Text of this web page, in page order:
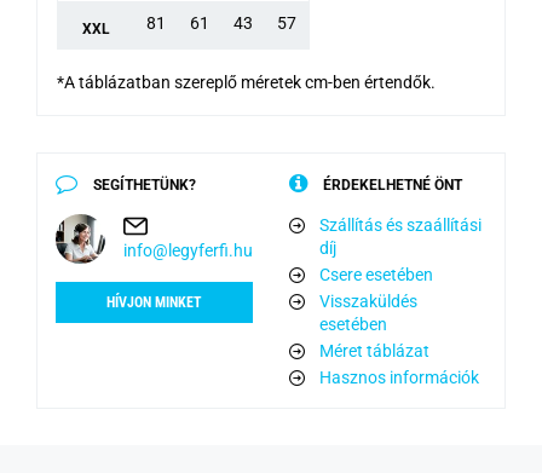
XXL 81 61 43 57
*A táblázatban szereplő méretek cm-ben értendők.
SEGÍTHETÜNK?
info@legyferfi.hu
HÍVJON MINKET
ÉRDEKELHETNÉ ÖNT
Szállítás és szaállítási
díj
Csere esetében
Visszaküldés
esetében
Méret táblázat
Hasznos információk